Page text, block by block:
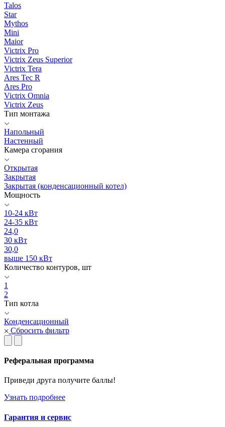
Talos
Star
Mythos
Mini
Maior
Victrix Pro
Victrix Zeus Superior
Victrix Tera
Ares Tec R
Ares Pro
Victrix Omnia
Victrix Zeus
Тип монтажа
Напольный
Настенный
Камера сгорания
Открытая
Закрытая
Закрытая (конденсационный котел)
Мощность
10-24 кВт
24-35 кВт
24,0
30 кВт
30,0
выше 150 кВт
Количество контуров, шт
1
2
Тип котла
Конденсационный
Сбросить фильтр
Реферальная программа
Приведи друга получите баллы!
Узнать подробнее
Гарантия и сервис